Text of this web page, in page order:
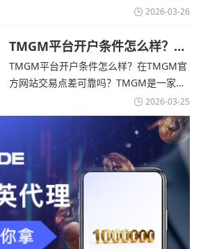
avatrade爱华平台的新手可以用很小的成
标准的MT4、MT5，以及自研的
AvaTradeGO和AvaOptions。通过
avatrade爱华官网交易资讯了解，据伊朗
2026-03-26
TMGM平台开户条件怎么样？美
伊和谈传闻引发油价暴跌-
TMGM官网
TMGM平台开户条件怎么样？在TMGM官
方网站交易点差可靠吗？‌‌‌TMGM是一家交
易成本极低、产品极其丰富、ASIC监管
+千万保险加持的全球知名经纪商，特别适
合活跃交易者和股票CFD投资者。通过
TMGM官网交易资讯了解，周三亚洲交易
时段,油价暴跌逾6%,布伦特原油跌破每桶
100美元
2026-03-25